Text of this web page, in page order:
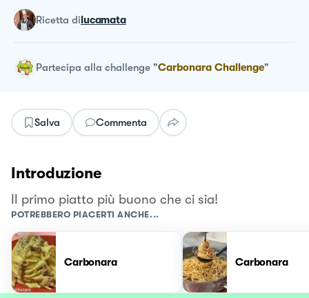
ricetta dilucamata
Partecipa alla challenge "Carbonara Challenge"
Salva Commenta
Introduzione
Il primo piatto più buono che ci sia!
POTREBBERO PIACERTI ANCHE...
Carbonara Carbonara